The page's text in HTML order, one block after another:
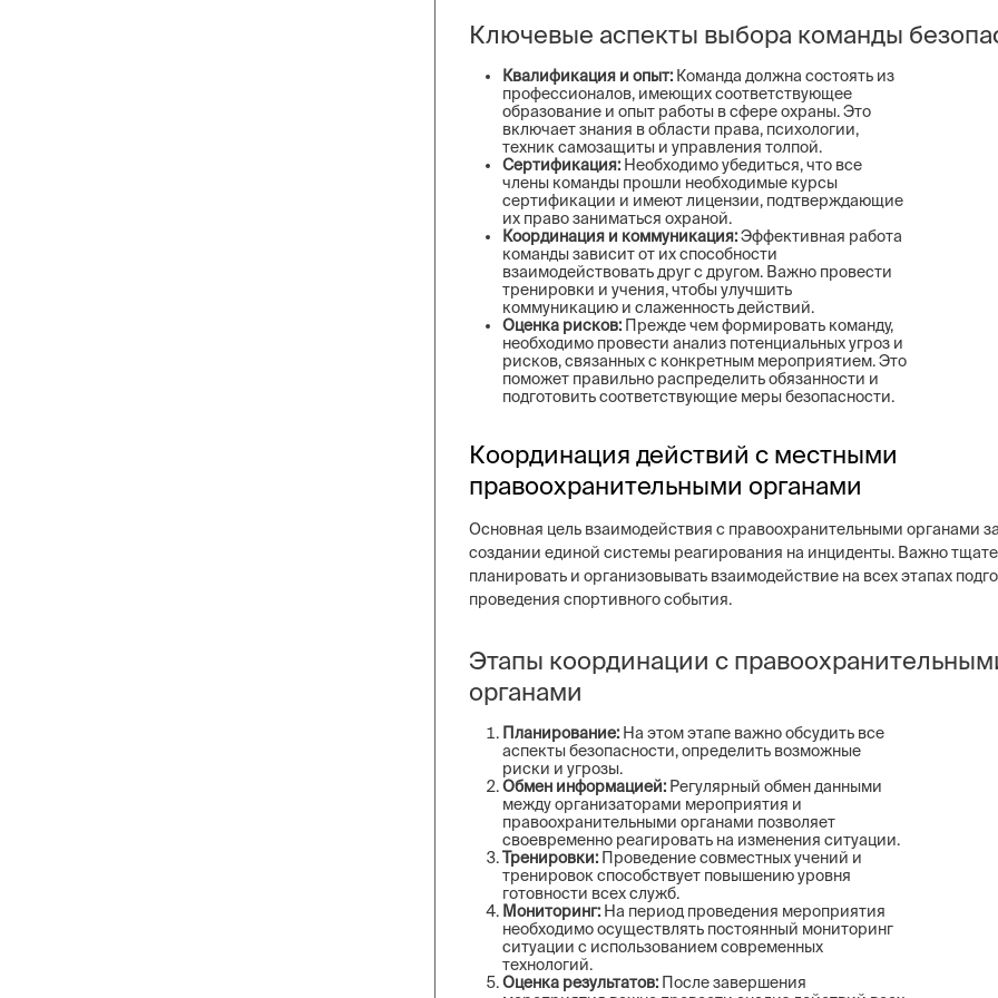
Ключевые аспекты выбора команды
Квалификация и опыт: Команда должна состоять из
профессионалов, имеющих соответствующее
образование и опыт работы в сфере охраны. Это
включает знания в области права, психологии,
техник самозащиты и управления толпой.
Сертификация: Необходимо убедиться, что все
члены команды прошли необходимые курсы
сертификации и имеют лицензии, подтверждающие
их право заниматься охраной.
Координация и коммуникация:Эффективная работа
команды зависит от их способности
взаимодействовать друг с другом. Важно провести
тренировки и учения, чтобы улучшить
коммуникацию и слаженность действий.
Оценка рисков: Прежде чем формировать команду,
необходимо провести анализ потенциальных угроз и
рисков, связанных с конкретным мероприятием. Это
поможет правильно распределить обязанности и
подготовить соответствующие меры безопасности.
Координация действий с местными
правоохранительными органами
Основная цель взаимодействия с правоохранительными органами
создании единой системы реагирования на инциденты. Важно
планировать и организовывать взаимодействие на всех этапах
проведения спортивного события.
Этапы координации с
органами
Планирование: На этом этапе важно обсудить все
аспекты безопасности, определить возможные
риски и угрозы.
Обмен информацией: Регулярный обмен данными
между организаторами мероприятия и
правоохранительными органами позволяет
своевременно реагировать на изменения ситуации.
Тренировки: Проведение совместных учений и
тренировок способствует повышению уровня
готовности всех служб.
Мониторинг: На период проведения мероприятия
необходимо осуществлять постоянный мониторинг
ситуации с использованием современных
технологий.
Оценка результатов: После завершения